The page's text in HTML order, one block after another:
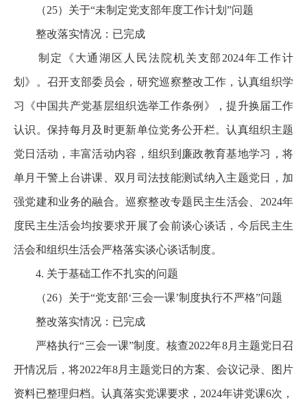
（25）关于“未制定党支部年度工作计划”问题
整改落实情况：已完成
制定《大通湖区人民法院机关支部2024年工作计
划》。召开支部委员会，研究巡察整改工作，认真组织学
习《中国共产党基层组织选举工作条例》，提升换届工作
认识。保持每月及时更新单位党务公开栏。认真组织主题
党日活动，丰富活动内容，组织到廉政教育基地学习，将
单月干警上台讲课、双月司法技能测试纳入主题党日，加
强党建和业务的融合。巡察整改专题民主生活会、2024年
度民主生活会均按要求开展了会前谈心谈话，今后民主生
活会和组织生活会严格落实谈心谈话制度。
4. 关于基础工作不扎实的问题
（26）关于“党支部‘三会一课’制度执行不严格”问题
整改落实情况：已完成
严格执行“三会一课”制度。核查2022年8月主题党日召
开情况后，将2022年8月主题党日的方案、会议记录、图片
资料已整理归档。认真落实党课要求，2024年讲党课6次，